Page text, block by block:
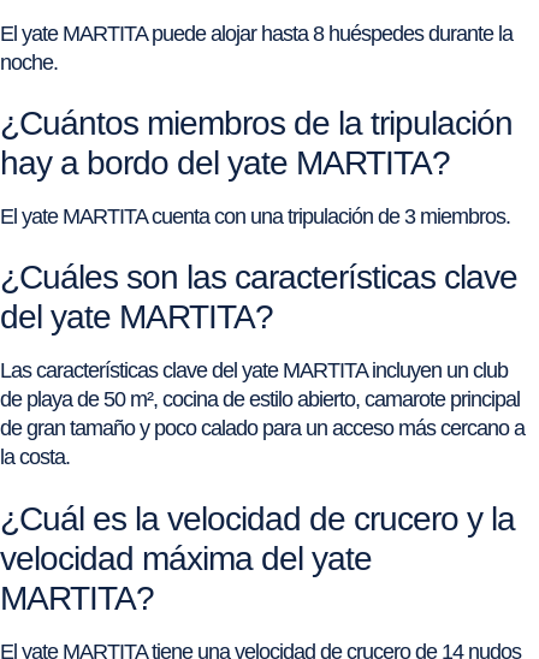
El yate MARTITA puede alojar hasta 8 huéspedes durante la
noche.
¿Cuántos miembros de la tripulación
hay a bordo del yate MARTITA?
El yate MARTITA cuenta con una tripulación de 3 miembros.
¿Cuáles son las características clave
del yate MARTITA?
Las características clave del yate MARTITA incluyen un club
de playa de 50 m², cocina de estilo abierto, camarote principal
de gran tamaño y poco calado para un acceso más cercano a
la costa.
¿Cuál es la velocidad de crucero y la
velocidad máxima del yate
MARTITA?
El yate MARTITA tiene una velocidad de crucero de 14 nudos